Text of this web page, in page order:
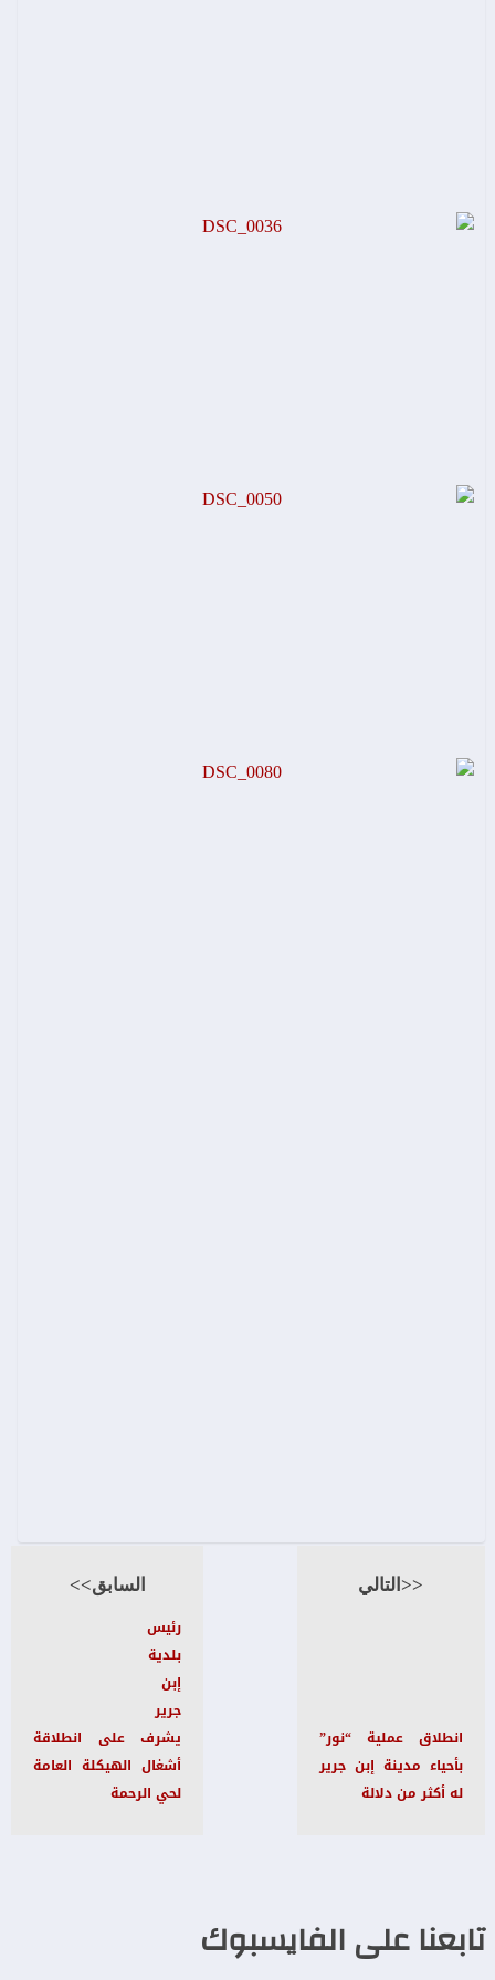
السابق>>
رئيس
بلدية
إبن
جرير
يشرف على انطلاقة
أشغال الهيكلة العامة
لحي الرحمة
<<التالي
انطلاق عملية “نور”
بأحياء مدينة إبن جرير
له أكثر من دلالة
تابعنا على الفايسبوك